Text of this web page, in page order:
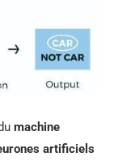
machine
artificiels